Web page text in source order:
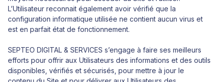
L’Utilisateur reconnait également avoir vérifié que la
configuration informatique utilisée ne contient aucun virus et
est en parfait état de fonctionnement.
SEPTEO DIGITAL & SERVICES s’engage à faire ses meilleurs
efforts pour offrir aux Utilisateurs des informations et des outils
disponibles, vérifiés et sécurisés, pour mettre à jour le